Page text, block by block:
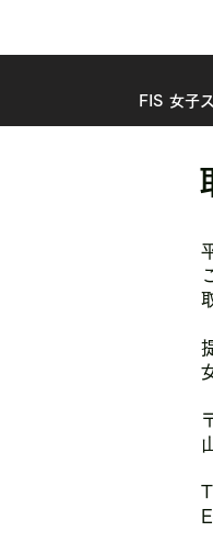
FIS 女子